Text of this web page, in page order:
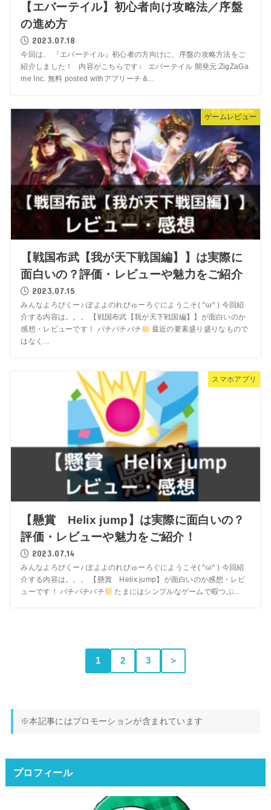
【エバーテイル】初心者向け攻略法／序盤
の進め方
2023.07.18
今回は、 『エバーテイル』初心者の方向けに、序盤の攻略方法をご
紹介しました！ 内容がこちらです↓ エバーテイル 開発元:ZigZaGa
me Inc. 無料 posted withアプリーチ &...
ゲームレビュー
【戦国布武【我が天下戦国編】】は実際に
面白いの？評価・レビューや魅力をご紹介
2023.07.15
みんなよろぴくー♪ ぽよよのれびゅーろぐにようこそ( ^ω^ ) 今回紹
介する内容は。。。 【戦国布武【我が天下戦国編】】が面白いのか
感想・レビューです！ パチパチパチ
最近の要素盛り盛りなもので
はなく...
スマホアプリ
【懸賞 Helix jump】は実際に面白いの？
評価・レビューや魅力をご紹介！
2023.07.14
みんなよろぴくー♪ ぽよよのれびゅーろぐにようこそ( ^ω^ ) 今回紹
介する内容は。。。 【懸賞 Helix jump】が面白いのか感想・レビ
ューです！ パチパチパチ
たまにはシンプルなゲームで暇つぶ...
1 2 3 ＞
※本記事にはプロモーションが含まれています
プロフィール